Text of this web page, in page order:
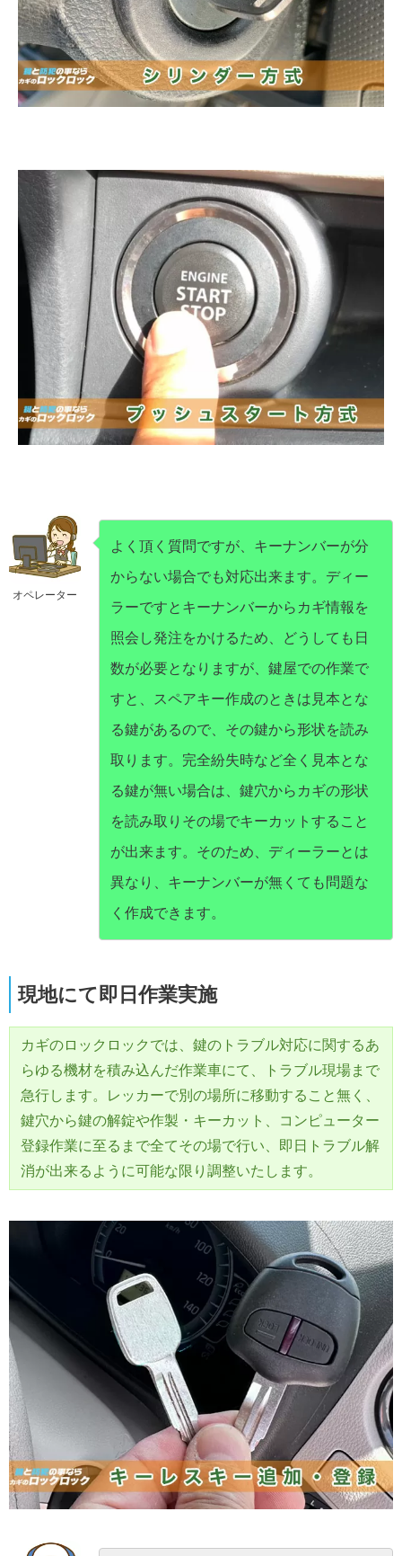
オペレーター
よく頂く質問ですが、キーナンバーが分
からない場合でも対応出来ます。ディー
ラーですとキーナンバーからカギ情報を
照会し発注をかけるため、どうしても日
数が必要となりますが、鍵屋での作業で
すと、スペアキー作成のときは見本とな
る鍵があるので、その鍵から形状を読み
取ります。完全紛失時など全く見本とな
る鍵が無い場合は、鍵穴からカギの形状
を読み取りその場でキーカットすること
が出来ます。そのため、ディーラーとは
異なり、キーナンバーが無くても問題な
く作成できます。
現地にて即日作業実施
カギのロックロックでは、鍵のトラブル対応に関するあ
らゆる機材を積み込んだ作業車にて、トラブル現場まで
急行します。レッカーで別の場所に移動すること無く、
鍵穴から鍵の解錠や作製・キーカット、コンピューター
登録作業に至るまで全てその場で行い、即日トラブル解
消が出来るように可能な限り調整いたします。